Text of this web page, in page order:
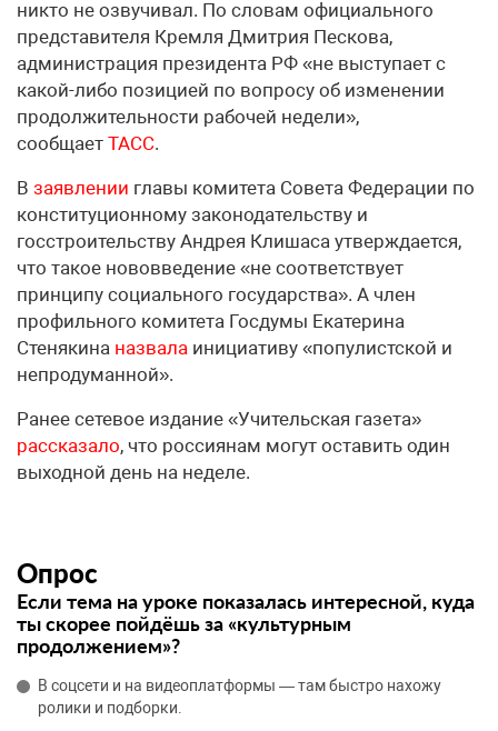
никто не озвучивал. По словам официального
представителя Кремля Дмитрия Пескова,
администрация президента РФ «не выступает с
какой-либо позицией по вопросу об изменении
продолжительности рабочей недели»,
сообщает ТАСС.
В заявлении главы комитета Совета Федерации по
конституционному законодательству и
госстроительству Андрея Клишаса утверждается,
что такое нововведение «не соответствует
принципу социального государства». А член
профильного комитета Госдумы Екатерина
Стенякина назвала инициативу «популистской и
непродуманной».
Ранее сетевое издание «Учительская газета»
рассказало, что россиянам могут оставить один
выходной день на неделе.
Опрос
Если тема на уроке показалась интересной, куда
ты скорее пойдёшь за «культурным
продолжением»?
В соцсети и на видеоплатформы — там быстро нахожу
ролики и подборки.